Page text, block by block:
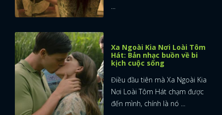
...
Xa Ngoài Kia Nơi Loài Tôm
Hát: Bản nhạc buồn về bi
kịch cuộc sống
Điều đầu tiên mà Xa Ngoài Kia
Nơi Loài Tôm Hát chạm được
đến mình, chính là nó ...